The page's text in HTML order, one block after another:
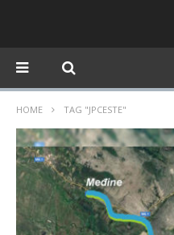
HOME TAG "JPCESTE"